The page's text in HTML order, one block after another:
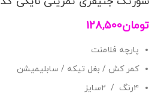
تومان128,500
پارچه فلامنت
کمر کش / بغل تیکه / سابلیمیشن
۴رنگ / ۲سایز